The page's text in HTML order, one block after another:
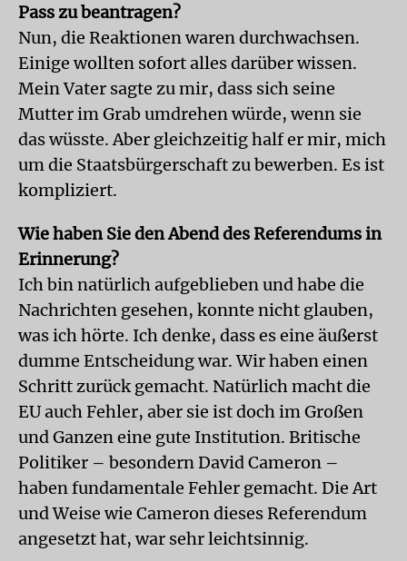
Pass zu beantragen?
Nun, die Reaktionen waren durchwachsen.
Einige wollten sofort alles darüber wissen.
Mein Vater sagte zu mir, dass sich seine
Mutter im Grab umdrehen würde, wenn sie
das wüsste. Aber gleichzeitig half er mir, mich
um die Staatsbürgerschaft zu bewerben. Es ist
kompliziert.
Wie haben Sie den Abend des Referendums in
Erinnerung?
Ich bin natürlich aufgeblieben und habe die
Nachrichten gesehen, konnte nicht glauben,
was ich hörte. Ich denke, dass es eine äußerst
dumme Entscheidung war. Wir haben einen
Schritt zurück gemacht. Natürlich macht die
EU auch Fehler, aber sie ist doch im Großen
und Ganzen eine gute Institution. Britische
Politiker – besondern David Cameron –
haben fundamentale Fehler gemacht. Die Art
und Weise wie Cameron dieses Referendum
angesetzt hat, war sehr leichtsinnig.